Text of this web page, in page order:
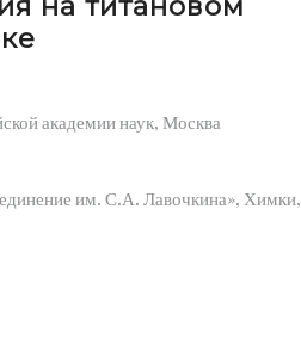
академии наук, Москва
им. С.А. Лавочкина», Химки,